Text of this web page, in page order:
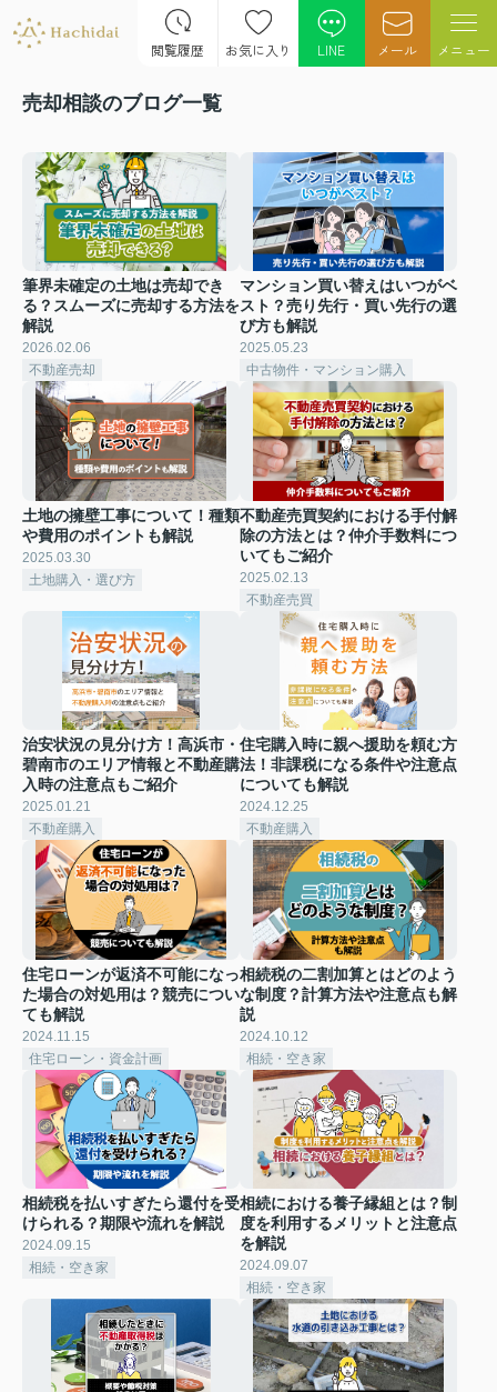
閲覧履歴 お気に入り LINE メール メニュー
売却相談のブログ一覧
筆界未確定の土地は売却でき
る？スムーズに売却する方法を
解説
2026.02.06
不動産売却
マンション買い替えはいつがベ
スト？売り先行・買い先行の選
び方も解説
2025.05.23
中古物件・マンション購入
土地の擁壁工事について！種類
や費用のポイントも解説
2025.03.30
土地購入・選び方
不動産売買契約における手付解
除の方法とは？仲介手数料につ
いてもご紹介
2025.02.13
不動産売買
治安状況の見分け方！高浜市・
碧南市のエリア情報と不動産購
入時の注意点もご紹介
2025.01.21
不動産購入
住宅購入時に親へ援助を頼む方
法！非課税になる条件や注意点
についても解説
2024.12.25
不動産購入
住宅ローンが返済不可能になっ
た場合の対処用は？競売につい
ても解説
2024.11.15
住宅ローン・資金計画
相続税の二割加算とはどのよう
な制度？計算方法や注意点も解
説
2024.10.12
相続・空き家
相続税を払いすぎたら還付を受
けられる？期限や流れを解説
2024.09.15
相続・空き家
相続における養子縁組とは？制
度を利用するメリットと注意点
を解説
2024.09.07
相続・空き家